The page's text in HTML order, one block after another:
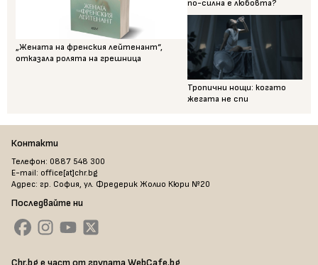
„Жената на френския лейтенант“,
отказала ролята на грешница
по-силна е любовта?
Тропични нощи: когато
жегата не спи
Контакти
Телефон: 0887 548 300
E-mail: office[at]chr.bg
Адрес: гр. София, ул. Фредерик Жолио Кюри №20
Последвайте ни